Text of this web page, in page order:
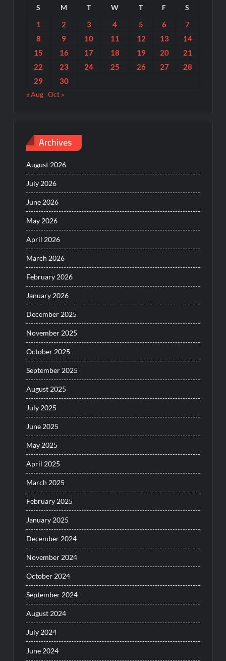
S M T W T F S
1 2 3 4 5 6
7
8
9 10 11 12 13
14
15
16 17 18 19 20
21
22
23 24 25 26 27
28
29
30
« Aug Oct »
Archives
August 2026
July 2026
June 2026
May 2026
April 2026
March 2026
February 2026
January 2026
December 2025
November 2025
October 2025
September 2025
August 2025
July 2025
June 2025
May 2025
April 2025
March 2025
February 2025
January 2025
December 2024
November 2024
October 2024
September 2024
August 2024
July 2024
June 2024